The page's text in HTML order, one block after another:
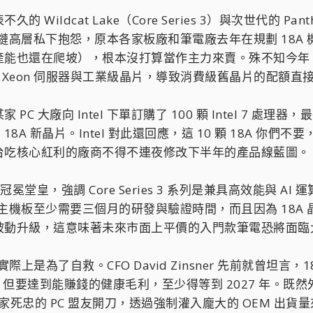
不久的 Wildcat Lake（Core Series 3）與次世代的
高層私下抱怨，原本各家板廠和筆電廠去年在規劃
也還在爬坡），根本沒打算當作主力來賣。殊不知今
伺服器與工業級晶片，導致消費級舊晶片的配額直
PC 大廠向 Intel 下單訂購了 100 顆 Intel 7 處理器，
新晶片。Intel 對此還回應，這 10 顆 18A 你們不要
核心紅利的廠商不得不連夜修改下半年的產品線藍圖。
冕堂皇，強調 Core Series 3 系列是兼具高效能與 AI
機板至少需要三個月的研發與驗證時間，而且因為 18A
升級，這意味著未來市面上平價的入門款筆電恐將面
際上是為了自救。CFO David Zinsner 先前就曾坦言，
要達到能賺錢的健康毛利，至少得等到 2027 年。既
忠的 PC 盟友開刀，透過強制灌入龐大的 OEM 出貨